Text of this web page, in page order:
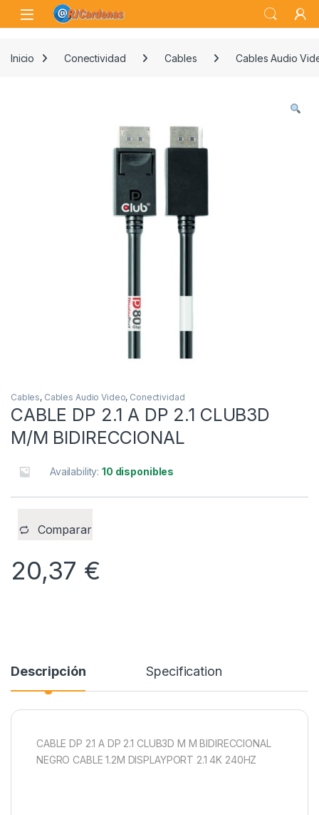
Skip to navigation
Skip to content
Open
Inicio Conectividad Cables Cables Audio
Cables, Cables Audio Video, Conectividad
CABLE DP 2.1 A DP 2.1 CLUB3D
M/M BIDIRECCIONAL
Availability:10 disponibles
Comparar
20,37 €
Descripción Specification
CABLE DP 2.1 A DP 2.1 CLUB3D M M BIDIRECCIONAL
NEGRO CABLE 1.2M DISPLAYPORT 2.1 4K 240HZ